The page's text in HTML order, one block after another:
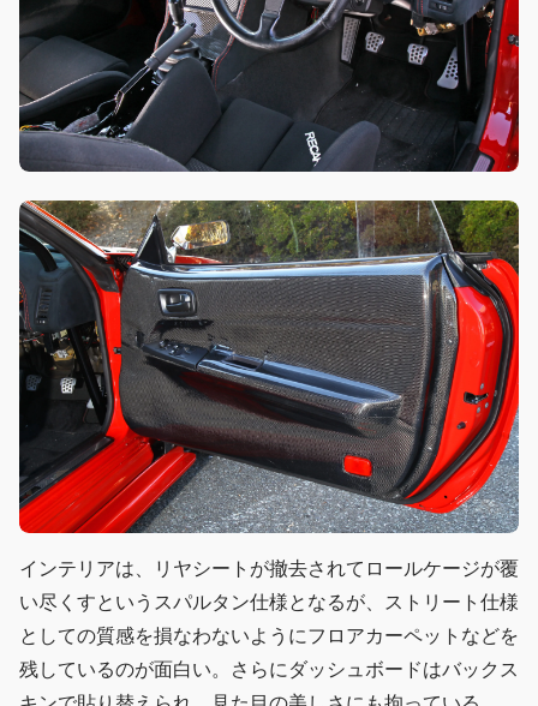
インテリアは、リヤシートが撤去されてロールケージが覆
い尽くすというスパルタン仕様となるが、ストリート仕様
としての質感を損なわないようにフロアカーペットなどを
残しているのが面白い。さらにダッシュボードはバックス